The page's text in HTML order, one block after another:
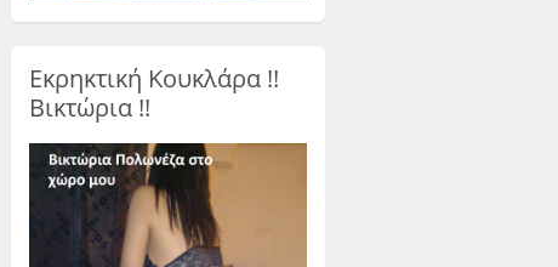
Εκρηκτική Κουκλάρα !!
Βικτώρια !!